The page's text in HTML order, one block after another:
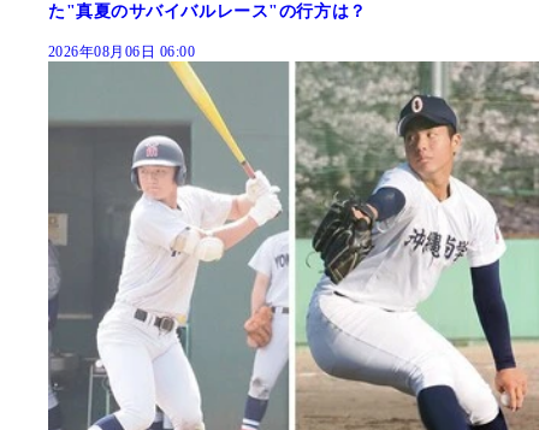
た"真夏のサバイバルレース"の行方は？
2026年08月06日 06:00